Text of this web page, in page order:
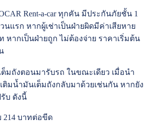
Rent-a-car ทุกคัน มีประกันภัยชั้น 1
นแรก หากผู้เช่าเป็นฝ่ายผิดมีค่าเสียหาย
หากเป็นฝ่ายถูก ไม่ต้องจ่าย ราคาเริ่มต้น
มถังตอนมารับรถ ในขณะเดียว เมื่อนำ
ติมน้ำมันเต็มถังกลับมาด้วยเช่นกัน หากยัง
บ ดังนี้
214 บาทต่อขีด